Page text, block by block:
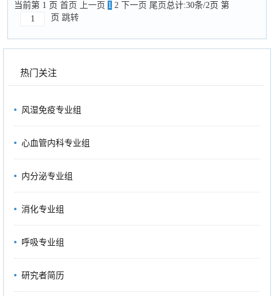
当前第 1 页 首页 上一页 1 2 下一页 尾页 总计:30条/2页 第
页 跳转
热门关注
风湿免疫专业组
心血管内科专业组
内分泌专业组
消化专业组
呼吸专业组
研究者简历